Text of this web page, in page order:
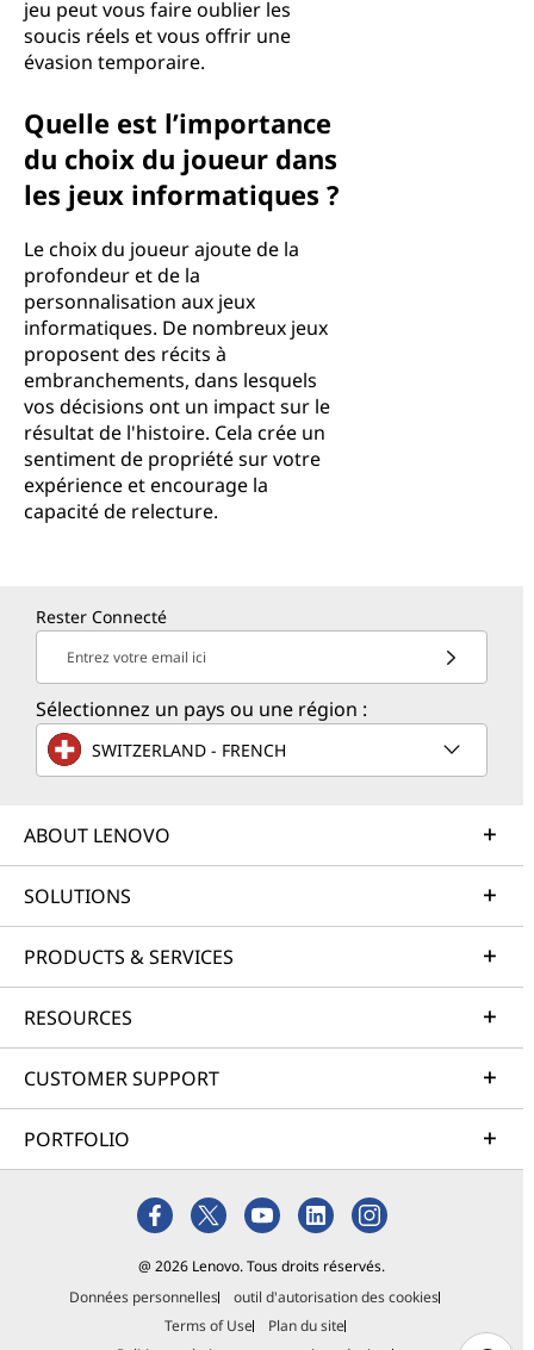
jeu peut vous faire oublier les
soucis réels et vous offrir une
évasion temporaire.
Quelle est l’importance
du choix du joueur dans
les jeux informatiques ?
Le choix du joueur ajoute de la
profondeur et de la
personnalisation aux jeux
informatiques. De nombreux jeux
proposent des récits à
embranchements, dans lesquels
vos décisions ont un impact sur le
résultat de l'histoire. Cela crée un
sentiment de propriété sur votre
expérience et encourage la
capacité de relecture.
Rester Connecté
Entrez votre email ici
Sélectionnez un pays ou une région :
SWITZERLAND - FRENCH
ABOUT LENOVO
SOLUTIONS
PRODUCTS & SERVICES
RESOURCES
CUSTOMER SUPPORT
PORTFOLIO
@ 2026 Lenovo. Tous droits réservés.
Données personnelles
outil d'autorisation des cookies
Terms of Use
Plan du site